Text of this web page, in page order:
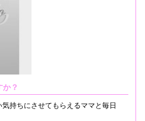
？
持ちにさせてもらえるママと毎日